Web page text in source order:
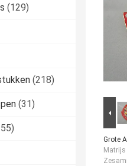
(129)
(218)
(31)
Grote
Matrijs